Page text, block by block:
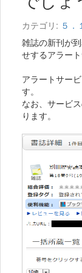
カテゴリ: ５．
雑誌の新刊が
せするアラー
アラートサー
す。
なお、サービ
ります。